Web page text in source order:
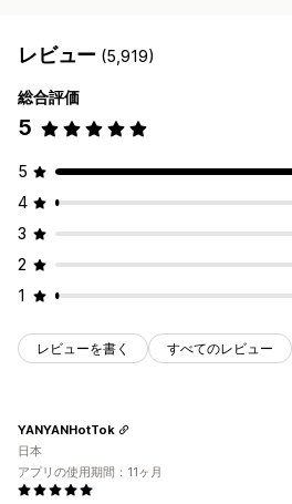
レビュー (5,919)
総合評価
5
5
4
3
2
1
レビューを書く すべてのレビュー
YANYANHotTok
日本
アプリの使用期間：11ヶ月